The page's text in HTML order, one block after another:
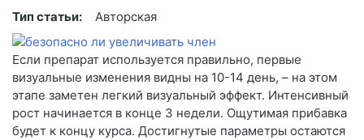
Тип статьи: Авторская
Если препарат используется правильно, первые
визуальные изменения видны на 10-14 день, – на этом
этапе заметен легкий визуальный эффект. Интенсивный
рост начинается в конце 3 недели. Ощутимая прибавка
будет к концу курса. Достигнутые параметры остаются